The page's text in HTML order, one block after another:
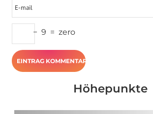
− 9 = zero
Höhepunkte